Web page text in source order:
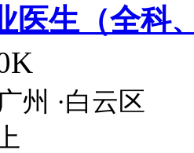
医生（全科
州 ·白云区